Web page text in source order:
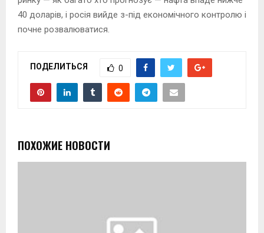
40 доларів, і росія вийде з-під економічного контролю і
почне розвалюватися.
ПОДЕЛИТЬСЯ 0
ПОХОЖИЕ НОВОСТИ